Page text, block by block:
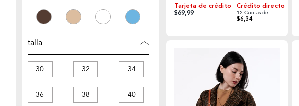
talla
30 32 34
36 38 40
Tarjeta de crédito
$69,99
Crédito directo
12 Cuotas de
$6,34